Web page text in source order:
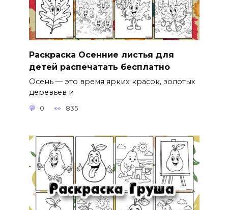
Раскраска Осенние листья для
детей распечатать бесплатно
Осень — это время ярких красок, золотых
деревьев и
0 835